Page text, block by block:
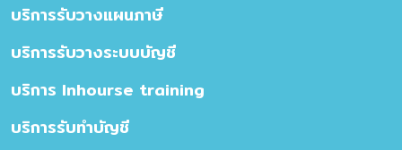
บริการรับวางแผนภาษี
บริการรับวางระบบบัญชี
บริการ Inhourse training
บริการรับทำบัญชี